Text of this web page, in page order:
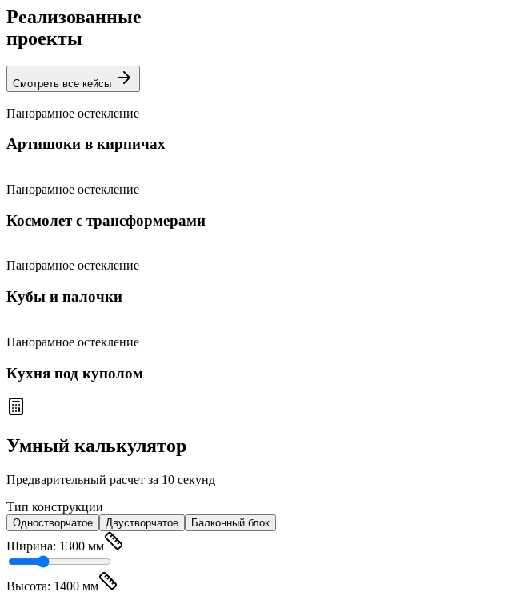
Реализованные
проекты
Смотреть все кейсы
Панорамное остекление
Артишоки в кирпичах
Панорамное остекление
Космолет с трансформерами
Панорамное остекление
Кубы и палочки
Панорамное остекление
Кухня под куполом
Умный калькулятор
Предварительный расчет за 10 секунд
Тип конструкции
Одностворчатое Двустворчатое Балконный блок
Ширина: 1300 мм
Высота: 1400 мм